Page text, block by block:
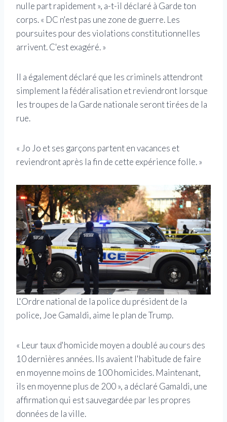
nulle part rapidement », a-t-il déclaré à Garde ton
corps. « DC n'est pas une zone de guerre. Les
poursuites pour des violations constitutionnelles
arrivent. C'est exagéré. »
Il a également déclaré que les criminels attendront
simplement la fédéralisation et reviendront lorsque
les troupes de la Garde nationale seront tirées de la
rue.
« Jo Jo et ses garçons partent en vacances et
reviendront après la fin de cette expérience folle. »
L'Ordre national de la police du président de la
police, Joe Gamaldi, aime le plan de Trump.
« Leur taux d'homicide moyen a doublé au cours des
10 dernières années. Ils avaient l'habitude de faire
en moyenne moins de 100 homicides. Maintenant,
ils en moyenne plus de 200 », a déclaré Gamaldi, une
affirmation qui est sauvegardée par les propres
données de la ville.